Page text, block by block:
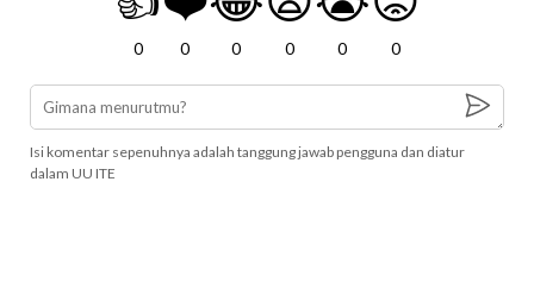
0 0 0 0 0 0
Isi komentar sepenuhnya adalah tanggung jawab pengguna dan diatur
dalam UU ITE